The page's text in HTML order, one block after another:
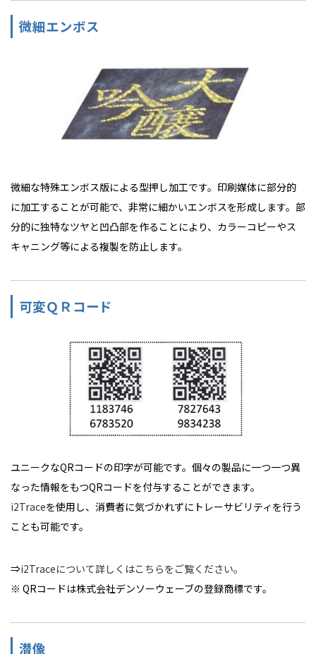
微細エンボス
微細な特殊エンボス版による型押し加工です。印刷媒体に部分的
に加工することが可能で、非常に細かいエンボスを形成します。部
分的に独特なツヤと凹凸部を作ることにより、カラーコピーやス
キャニング等による複製を防止します。
可変ＱＲコード
ユニークなQRコードの印字が可能です。個々の製品に一つ一つ異
なった情報をもつQRコードを付与することができます。
i2Traceを使用し、消費者に気づかれずにトレーサビリティを行う
ことも可能です。
⇒i2Traceについて詳しくはこちらをご覧ください。
※ QRコードは株式会社デンソーウェーブの登録商標です。
潜像